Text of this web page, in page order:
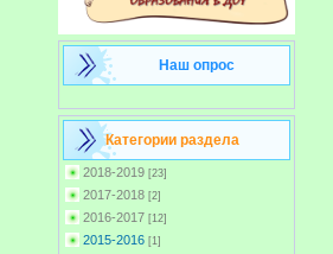
Наш опрос
Категории раздела
2018-2019 [23]
2017-2018 [2]
2016-2017 [12]
2015-2016 [1]